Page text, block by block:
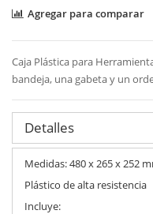
Agregar para comparar
Caja Plástica para
bandeja, una gabeta y un
Detalles
Medidas: 480 x 265 x 252
Plástico de alta resistencia
Incluye: